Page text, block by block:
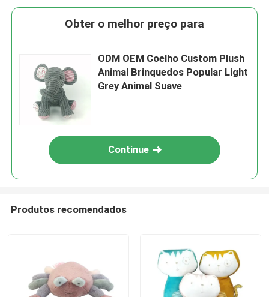
Obter o melhor preço para
ODM OEM Coelho Custom Plush
Animal Brinquedos Popular Light
Grey Animal Suave
Continue
Produtos recomendados